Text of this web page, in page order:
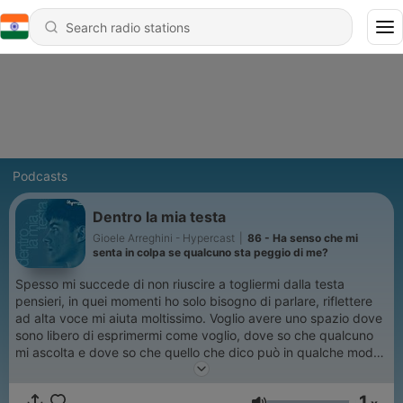
Podcasts
Dentro la mia testa
Gioele Arreghini - Hypercast
86 - Ha senso che mi
senta in colpa se qualcuno sta peggio di me?
Spesso mi succede di non riuscire a togliermi dalla testa
pensieri, in quei momenti ho solo bisogno di parlare, riflettere
ad alta voce mi aiuta moltissimo. Voglio avere uno spazio dove
sono libero di esprimermi come voglio, dove so che qualcuno
mi ascolta e dove so che quello che dico può in qualche modo
aiutare qualcuno, che sia per capire come affrontare un